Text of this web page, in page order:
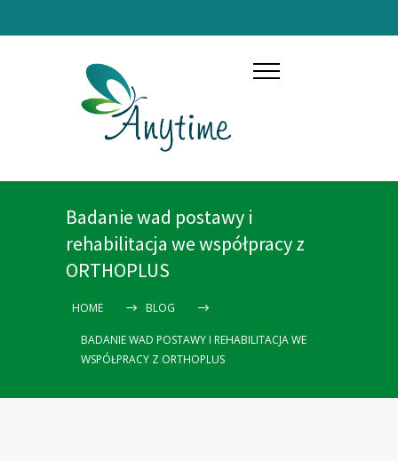
Badanie wad postawy i
rehabilitacja we współpracy z
ORTHOPLUS
HOME BLOG
BADANIE WAD POSTAWY I REHABILITACJA WE
WSPÓŁPRACY Z ORTHOPLUS